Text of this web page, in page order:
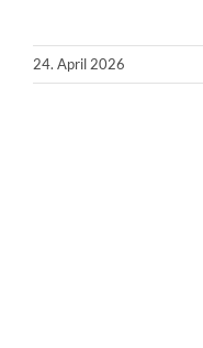
24. April 2026